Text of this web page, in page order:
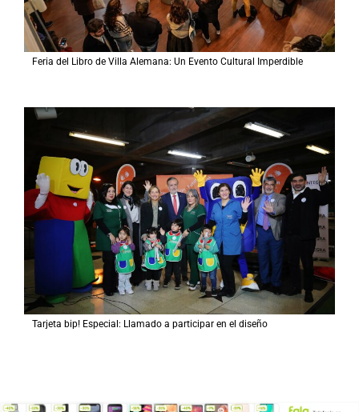
Feria del Libro de Villa Alemana: Un Evento Cultural Imperdible
Tarjeta bip! Especial: Llamado a participar en el diseño